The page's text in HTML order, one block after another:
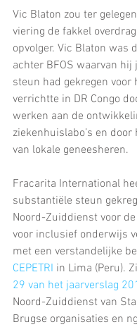
Vic Blaton zou ter
viering de fakkel
opvolger. Vic Blaton was
achter BFOS waarvan hij
steun had gekregen voor
verrichtte in DR Congo
werken aan de
ziekenhuislabo’s en door
van lokale geneesheren.
Fracarita International
substantiële steun
Noord-Zuiddienst voor
voor inclusief onderwijs
met een verstandelijke
CEPETRI in Lima (Peru).
29 van het jaarverslag
Noord-Zuiddienst van
Brugse organisaties en